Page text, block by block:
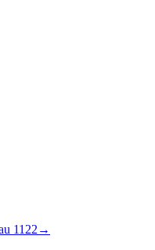
1122 →